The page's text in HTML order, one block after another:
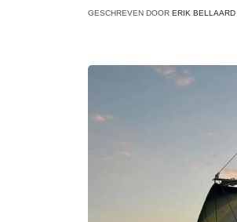
GESCHREVEN DOOR ERIK BELLAARD